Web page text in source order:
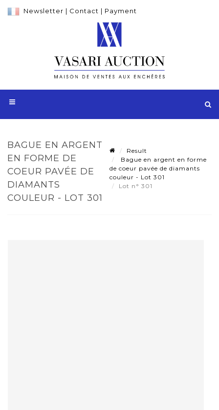
Newsletter | Contact | Payment
BAGUE EN ARGENT
EN FORME DE
COEUR PAVÉE DE
DIAMANTS
COULEUR - LOT 301
Result
Bague en argent en forme
de coeur pavée de diamants
couleur - Lot 301
Lot n° 301